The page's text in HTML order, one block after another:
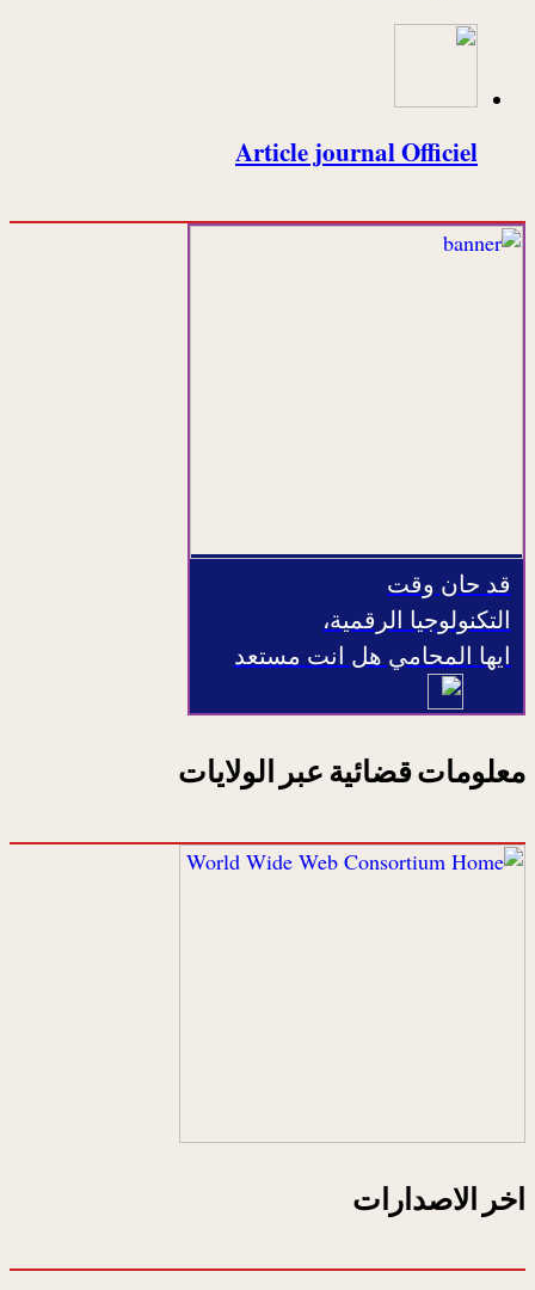
Article journal Officiel
قد حان وقت
التكنولوجيا الرقمية،
ايها المحامي هل انت مستعد
معلومات قضائية عبر الولايات
اخر الاصدارات